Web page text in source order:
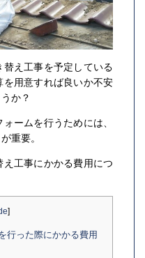
え工事を予定している
を用意すれば良いか不安
か？
ームを行うためには、
重要。
工事にかかる費用につ
]
行った際にかかる費用